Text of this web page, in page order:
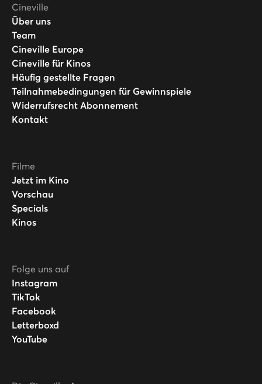
Cineville
Über uns
Team
Cineville Europe
Cineville für Kinos
Häufig gestellte Fragen
Teilnahmebedingungen für Gewinnspiele
Widerrufsrecht Abonnement
Kontakt
Filme
Jetzt im Kino
Vorschau
Specials
Kinos
Folge uns auf
Instagram
TikTok
Facebook
Letterboxd
YouTube